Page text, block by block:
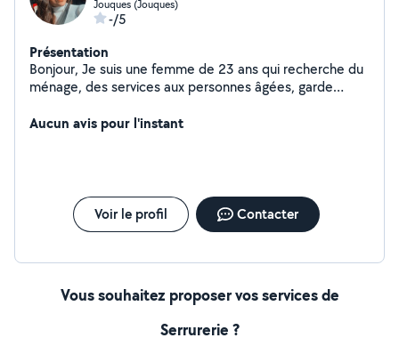
Jouques (Jouques)
-/5
Présentation
Bonjour, Je suis une femme de 23 ans qui recherche du
ménage, des services aux personnes âgées, garde
me déplacer dans les alentours jusqu'à aix en provence.
Aucun avis pour l'instant
Voir le profil Contacter
Vous souhaitez proposer vos services de
Serrurerie ?